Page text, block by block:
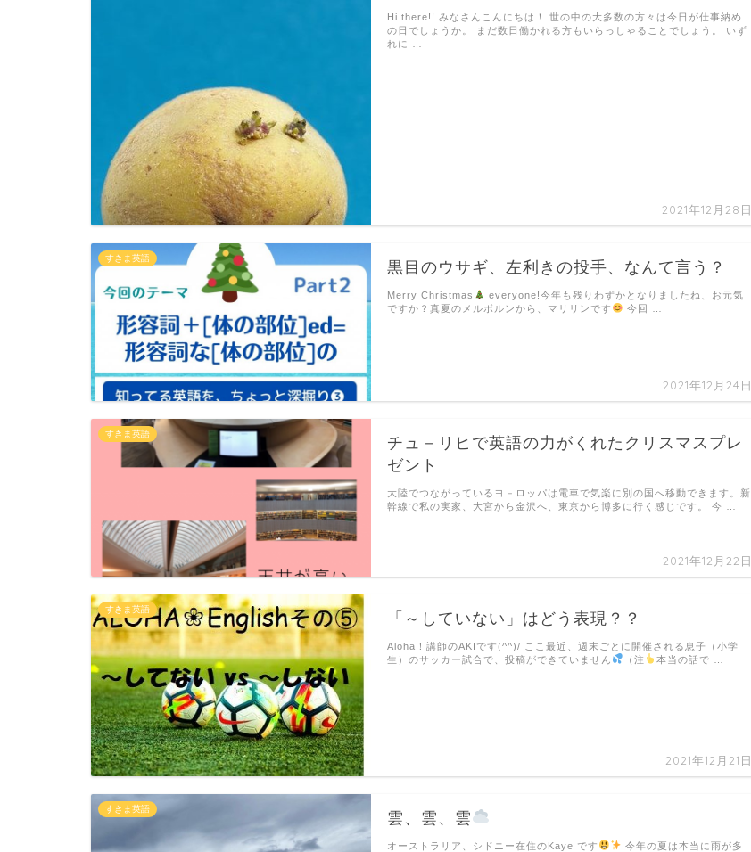
2021年12月28日
Hi there!! みなさんこんにちは！ 世の中の大多数の方々は今日が仕事納め
の日でしょうか。 まだ数日働かれる方もいらっしゃることでしょう。 いず
れに …
すきま英語
黒目のウサギ、左利きの投手、なんて言う？
2021年12月24日
Merry Christmas
everyone!今年も残りわずかとなりましたね、お元気
ですか？真夏のメルボルンから、マリリンです
今回 …
すきま英語
チュ－リヒで英語の力がくれたクリスマスプレ
ゼント
2021年12月22日
大陸でつながっているヨ－ロッパは電車で気楽に別の国へ移動できます。新
幹線で私の実家、大宮から金沢へ、東京から博多に行く感じです。 今 …
すきま英語
「～していない」はどう表現？？
2021年12月21日
Aloha！講師のAKIです(^^)/ ここ最近、週末ごとに開催される息子（小学
生）のサッカー試合で、投稿ができていません
（注 本当の話で …
すきま英語
雲、雲、雲
オーストラリア、シドニー在住のKaye です
今年の夏は本当に雨が多